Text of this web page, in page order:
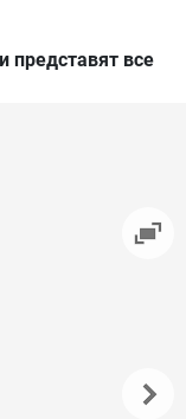
представят все